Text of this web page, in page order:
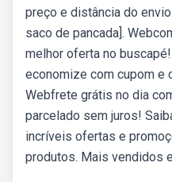
preço e distância do
saco de pancada].
melhor oferta no
economize com cupom e
Webfrete grátis no dia
parcelado sem juros!
incríveis ofertas e
produtos. Mais vendidos